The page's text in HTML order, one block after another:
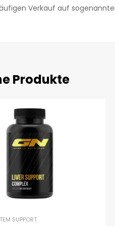
Verkauf auf
Produkte
SUPPORT